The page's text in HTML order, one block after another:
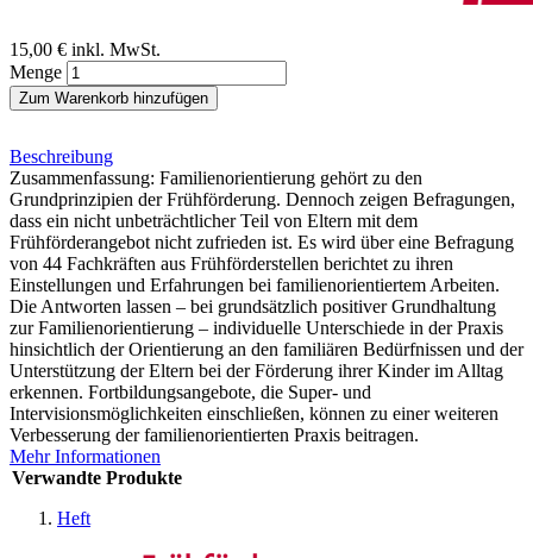
15,00 € inkl. MwSt.
Menge
Zum Warenkorb hinzufügen
Beschreibung
Zusammenfassung: Familienorientierung gehört zu den
Grundprinzipien der Frühförderung. Dennoch zeigen Befragungen,
dass ein nicht unbeträchtlicher Teil von Eltern mit dem
Frühförderangebot nicht zufrieden ist. Es wird über eine Befragung
von 44 Fachkräften aus Frühförderstellen berichtet zu ihren
Einstellungen und Erfahrungen bei familienorientiertem Arbeiten.
Die Antworten lassen – bei grundsätzlich positiver Grundhaltung
zur Familienorientierung – individuelle Unterschiede in der Praxis
hinsichtlich der Orientierung an den familiären Bedürfnissen und der
Unterstützung der Eltern bei der Förderung ihrer Kinder im Alltag
erkennen. Fortbildungsangebote, die Super- und
Intervisionsmöglichkeiten einschließen, können zu einer weiteren
Verbesserung der familienorientierten Praxis beitragen.
Mehr Informationen
Verwandte Produkte
Heft